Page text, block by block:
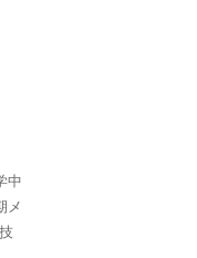
中
メ